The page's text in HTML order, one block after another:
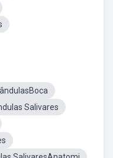
Salivares